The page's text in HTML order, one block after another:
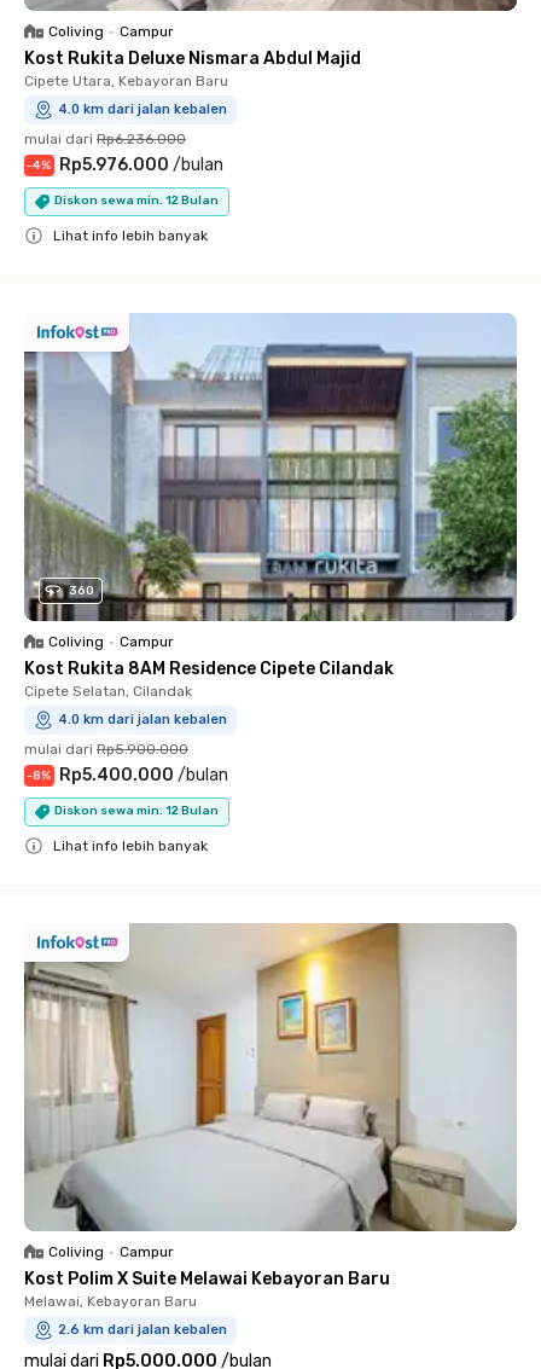
Coliving • Campur
Kost Rukita Deluxe Nismara Abdul Majid
Cipete Utara, Kebayoran Baru
4.0 km dari jalan kebalen
mulai dari Rp6.236.000
-4% Rp5.976.000 /bulan
Diskon sewa min. 12 Bulan
Lihat info lebih banyak
360
Coliving • Campur
Kost Rukita 8AM Residence Cipete Cilandak
Cipete Selatan, Cilandak
4.0 km dari jalan kebalen
mulai dari Rp5.900.000
-8% Rp5.400.000 /bulan
Diskon sewa min. 12 Bulan
Lihat info lebih banyak
Coliving • Campur
Kost Polim X Suite Melawai Kebayoran Baru
Melawai, Kebayoran Baru
2.6 km dari jalan kebalen
mulai dari Rp5.000.000 /bulan